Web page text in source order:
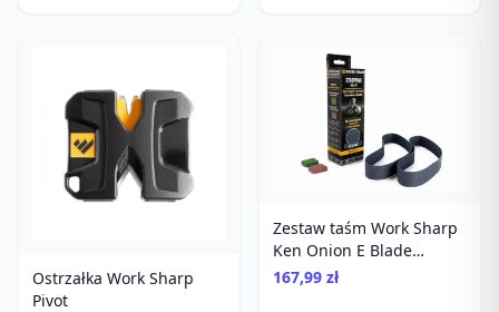
Ostrzałka Work Sharp
Pivot
Zestaw taśm Work Sharp
Ken Onion E Blade
Grinding
167,99 zł